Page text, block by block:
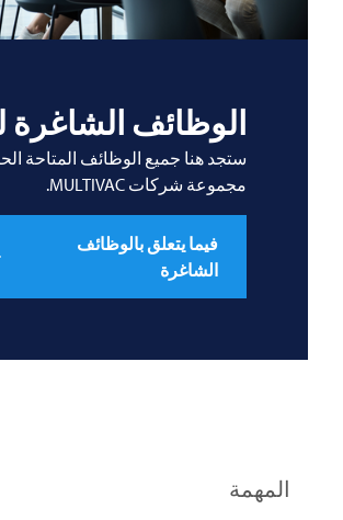
الوظائف الشاغرة
ستجد هنا جميع الوظائف المتاحة
مجموعة شركات MULTIVAC
.
فيما يتعلق بالوظائف
الشاغرة
المهمة